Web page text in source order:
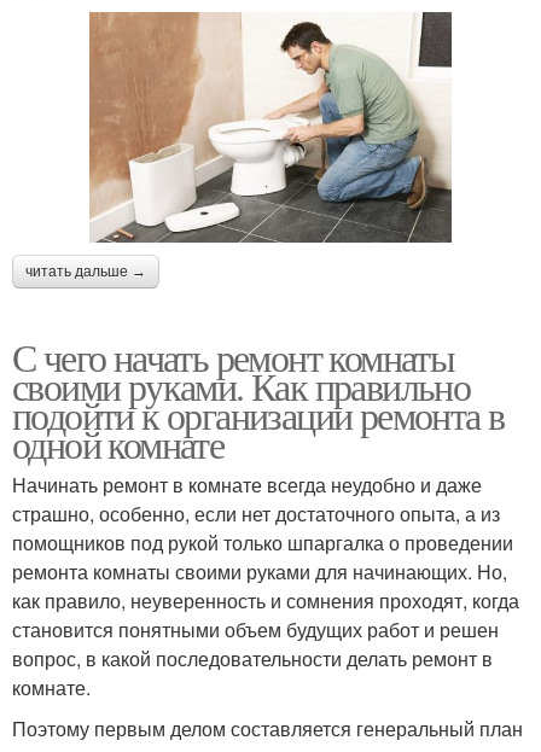
читать дальше →
С чего начать ремонт комнаты
своими руками. Как правильно
подойти к организации ремонта в
одной комнате
Начинать ремонт в комнате всегда неудобно и даже
страшно, особенно, если нет достаточного опыта, а из
помощников под рукой только шпаргалка о проведении
ремонта комнаты своими руками для начинающих. Но,
как правило, неуверенность и сомнения проходят, когда
становится понятными объем будущих работ и решен
вопрос, в какой последовательности делать ремонт в
комнате.
Поэтому первым делом составляется генеральный план